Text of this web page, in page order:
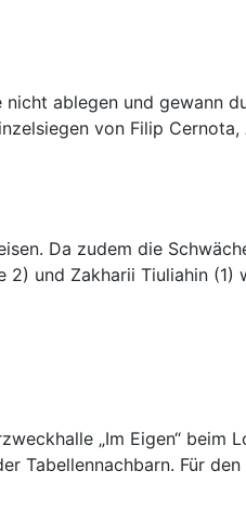
ablegen und gewann
von Filip
Da zudem die
und Zakharii Tiuliahin (1)
„Im Eigen“ beim
Tabellennachbarn. Für